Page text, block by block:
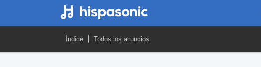
Índice Todos los anuncios